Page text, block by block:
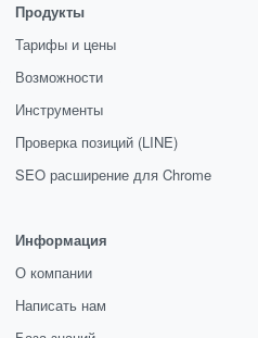
Продукты
Тарифы и цены
Возможности
Инструменты
Проверка позиций (LINE)
SEO расширение для Chrome
Информация
О компании
Написать нам